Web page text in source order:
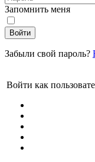
Запомнить меня
Войти
Забыли свой пароль?
Войти как